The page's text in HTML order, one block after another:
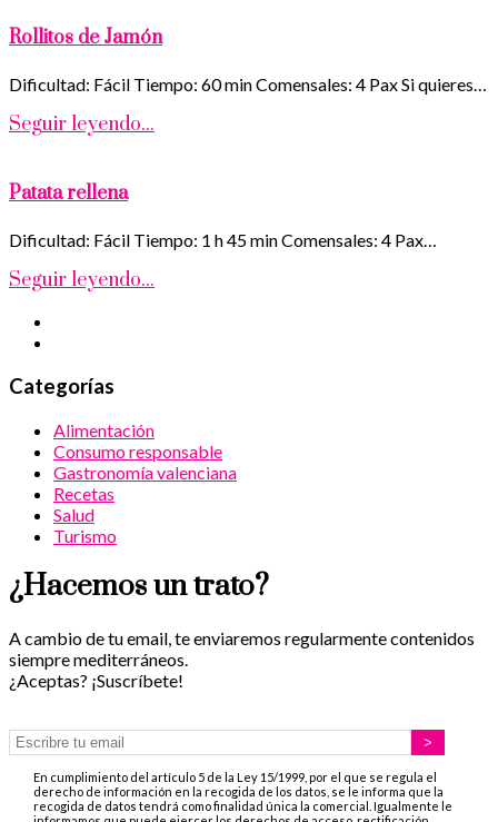
Rollitos de Jamón
Dificultad: Fácil Tiempo: 60 min Comensales: 4 Pax Si quieres…
Seguir leyendo...
Patata rellena
Dificultad: Fácil Tiempo: 1 h 45 min Comensales: 4 Pax…
Seguir leyendo...
Categorías
Alimentación
Consumo responsable
Gastronomía valenciana
Recetas
Salud
Turismo
¿Hacemos un trato?
A cambio de tu email, te enviaremos regularmente contenidos
siempre mediterráneos.
¿Aceptas? ¡Suscríbete!
En cumplimiento del artículo 5 de la Ley 15/1999, por el que se regula el
derecho de información en la recogida de los datos, se le informa que la
recogida de datos tendrá como finalidad única la comercial. Igualmente le